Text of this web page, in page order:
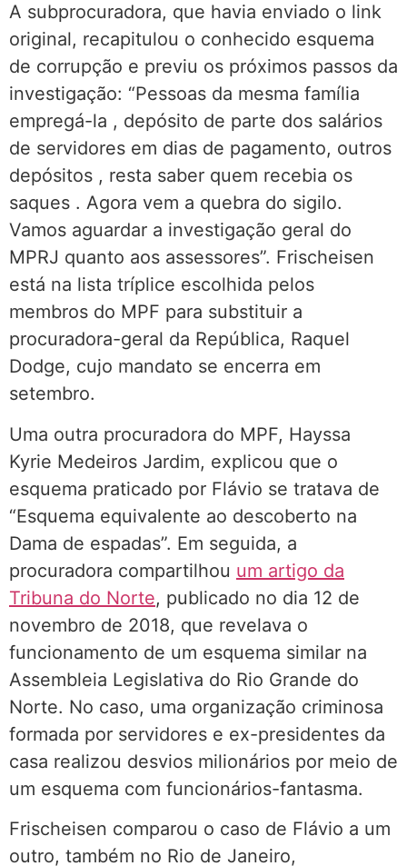
A subprocuradora, que havia enviado o link
original, recapitulou o conhecido esquema
de corrupção e previu os próximos passos da
investigação: “Pessoas da mesma família
empregá-la , depósito de parte dos salários
de servidores em dias de pagamento, outros
depósitos , resta saber quem recebia os
saques . Agora vem a quebra do sigilo.
Vamos aguardar a investigação geral do
MPRJ quanto aos assessores”. Frischeisen
está na lista tríplice escolhida pelos
membros do MPF para substituir a
procuradora-geral da República, Raquel
Dodge, cujo mandato se encerra em
setembro.
Uma outra procuradora do MPF, Hayssa
Kyrie Medeiros Jardim, explicou que o
esquema praticado por Flávio se tratava de
“Esquema equivalente ao descoberto na
Dama de espadas”. Em seguida, a
procuradora compartilhou um artigo da
Tribuna do Norte, publicado no dia 12 de
novembro de 2018, que revelava o
funcionamento de um esquema similar na
Assembleia Legislativa do Rio Grande do
Norte. No caso, uma organização criminosa
formada por servidores e ex-presidentes da
casa realizou desvios milionários por meio de
um esquema com funcionários-fantasma.
Frischeisen comparou o caso de Flávio a um
outro, também no Rio de Janeiro,